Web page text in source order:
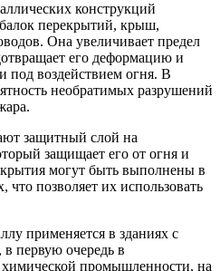
конструкций
балок перекрытий, крыш,
Она увеличивает предел
его деформацию и
под воздействием огня. В
необратимых разрушений
защитный слой на
защищает его от огня и
могут быть выполнены в
что позволяет их использовать
применяется в зданиях с
первую очередь в
промышленности, на